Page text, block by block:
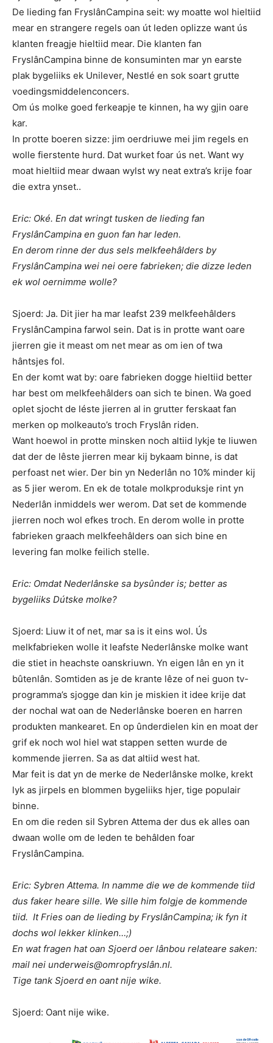
De lieding fan FryslânCampina seit: wy moatte wol hieltiid
mear en strangere regels oan út leden oplizze want ús
klanten freagje hieltiid mear. Die klanten fan
FryslânCampina binne de konsuminten mar yn earste
plak bygeliiks ek Unilever, Nestlé en sok soart grutte
voedingsmiddelenconcers.
Om ús molke goed ferkeapje te kinnen, ha wy gjin oare
kar.
In protte boeren sizze: jim oerdriuwe mei jim regels en
wolle fierstente hurd. Dat wurket foar ús net. Want wy
moat hieltiid mear dwaan wylst wy neat extra’s krije foar
die extra ynset..
Eric: Oké. En dat wringt tusken de lieding fan
FryslânCampina en guon fan har leden.
En derom rinne der dus sels melkfeehâlders by
FryslânCampina wei nei oere fabrieken; die dizze leden
ek wol oernimme wolle?
Sjoerd: Ja. Dit jier ha mar leafst 239 melkfeehâlders
FryslânCampina farwol sein. Dat is in protte want oare
jierren gie it meast om net mear as om ien of twa
hântsjes fol.
En der komt wat by: oare fabrieken dogge hieltiid better
har best om melkfeehâlders oan sich te binen. Wa goed
oplet sjocht de léste jierren al in grutter ferskaat fan
merken op molkeauto’s troch Fryslân riden.
Want hoewol in protte minsken noch altiid lykje te liuwen
dat der de lêste jierren mear kij bykaam binne, is dat
perfoast net wier. Der bin yn Nederlân no 10% minder kij
as 5 jier werom. En ek de totale molkproduksje rint yn
Nederlân inmiddels wer werom. Dat set de kommende
jierren noch wol efkes troch. En derom wolle in protte
fabrieken graach melkfeehâlders oan sich bine en
levering fan molke feilich stelle.
Eric: Omdat Nederlânske sa bysûnder is; better as
bygeliiks Dútske molke?
Sjoerd: Liuw it of net, mar sa is it eins wol. Ús
melkfabrieken wolle it leafste Nederlânske molke want
die stiet in heachste oanskriuwn. Yn eigen lân en yn it
bûtenlân. Somtiden as je de krante lêze of nei guon tv-
programma’s sjogge dan kin je miskien it idee krije dat
der nochal wat oan de Nederlânske boeren en harren
produkten mankearet. En op ûnderdielen kin en moat der
grif ek noch wol hiel wat stappen setten wurde de
kommende jierren. Sa as dat altiid west hat.
Mar feit is dat yn de merke de Nederlânske molke, krekt
lyk as jirpels en blommen bygeliiks hjer, tige populair
binne.
En om die reden sil Sybren Attema der dus ek alles oan
dwaan wolle om de leden te behâlden foar
FryslânCampina.
Eric: Sybren Attema. In namme die we de kommende tiid
dus faker heare sille. We sille him folgje de kommende
tiid. It Fries oan de lieding by FryslânCampina; ik fyn it
dochs wol lekker klinken…;)
En wat fragen hat oan Sjoerd oer lânbou relateare saken:
mail nei underweis@omropfryslân.nl.
Tige tank Sjoerd en oant nije wike.
Sjoerd: Oant nije wike.